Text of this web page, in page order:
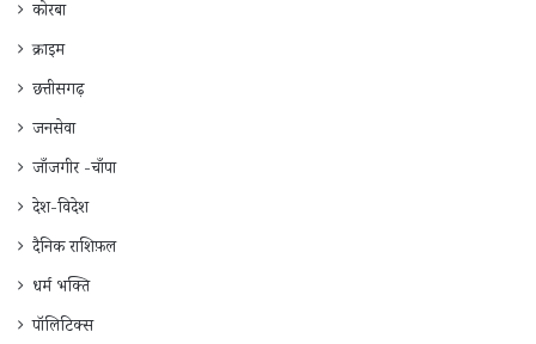
कोरबा
क्राइम
छत्तीसगढ़
जनसेवा
जाँजगीर -चाँपा
देश-विदेश
दैनिक राशिफ़ल
धर्म भक्ति
पॉलिटिक्स